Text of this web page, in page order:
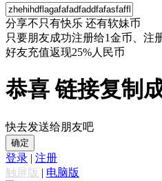
分享不只有快乐 还有软妹币
只要朋友成功注册给1金币、注
好友充值返现25%人民币
恭喜 链接复制
快去发送给朋友吧
确定
登录 | 注册
触屏版 | 电脑版